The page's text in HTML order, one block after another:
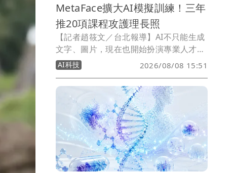
MetaFace擴大AI模擬訓練！三年
推20項課程攻護理長照
【記者趙筱文／台北報導】AI不只能生成
文字、圖片，現在也開始扮演專業人才的
「陪練員」。由藝人林煒創辦的超級臉股
份有限公司（MetaFace），將AI導入護
理、長照等專業訓練場景，旗下「Sim
Check（預演）」結合AI動作判讀、語音
辨識及即時評估，讓使用者在真正進入第
一線前反覆練習；未來三年更規劃推出20
項專業課程，進一步跨足急救與防災領
域。
AI科技 2026/08/08 15:51